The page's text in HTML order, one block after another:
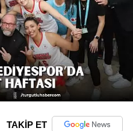
TAKİP ET